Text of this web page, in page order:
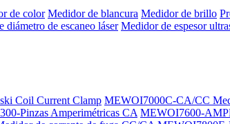
de color Medidor de blancura Medidor de brillo
diámetro de escaneo láser Medidor de espesor
Coil Current Clamp MEWOI7000C-CA/CC
Pinzas Amperimétricas CA MEWOI7600-